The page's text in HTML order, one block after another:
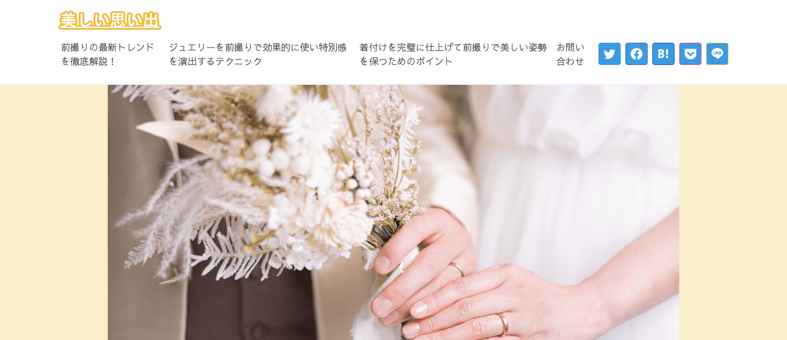
前撮りの最新トレンド
を徹底解説！
ジュエリーを前撮りで効果的に使い特別感
を演出するテクニック
着付けを完璧に仕上げて前撮りで美しい姿勢
を保つためのポイント
お問い
合わせ